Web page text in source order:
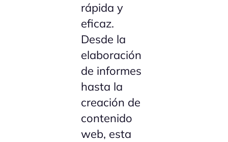
rápida y
eficaz.
Desde la
elaboración
de informes
hasta la
creación de
contenido
web, esta